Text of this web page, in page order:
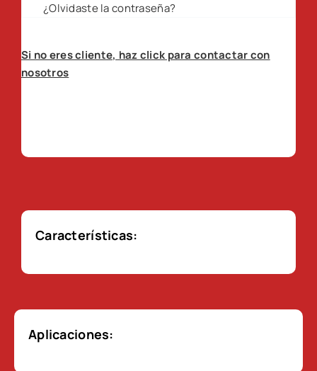
¿Olvidaste la contraseña?
Si no eres cliente, haz click para contactar con
nosotros
Características:
Aplicaciones: